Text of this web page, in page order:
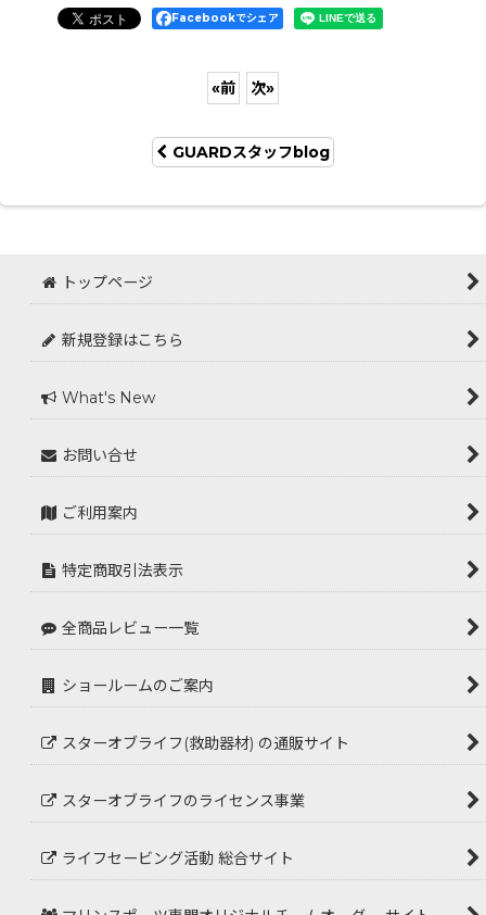
Facebookでシェア
«前 次»
GUARDスタッフblog
トップページ
新規登録はこちら
What's New
お問い合せ
ご利用案内
特定商取引法表示
全商品レビュー一覧
ショールームのご案内
スターオブライフ(救助器材) の通販サイト
スターオブライフのライセンス事業
ライフセービング活動 総合サイト